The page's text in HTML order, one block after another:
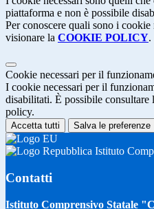
piattaforma e non è possibile
Per conoscere quali sono i
visionare la COOKIE POLICY.
Cookie necessari per il
I cookie necessari per il
disabilitati. È possibile
policy.
Accetta tutti Salva le preferenze
Istituto
Contatti
Istituto Comprensivo Statale